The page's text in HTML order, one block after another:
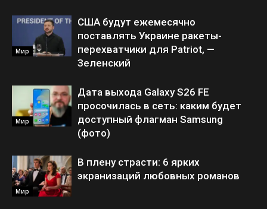
Мир
США будут ежемесячно
поставлять Украине ракеты-
перехватчики для Patriot, —
Зеленский
Мир
Дата выхода Galaxy S26 FE
просочилась в сеть: каким будет
доступный флагман Samsung
(фото)
Мир
В плену страсти: 6 ярких
экранизаций любовных романов